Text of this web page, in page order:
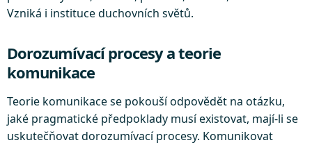
Vzniká i instituce duchovních světů.
Dorozumívací procesy a teorie
komunikace
Teorie komunikace se pokouší odpovědět na otázku,
jaké pragmatické předpoklady musí existovat, mají-li se
uskutečňovat dorozumívací procesy. Komunikovat